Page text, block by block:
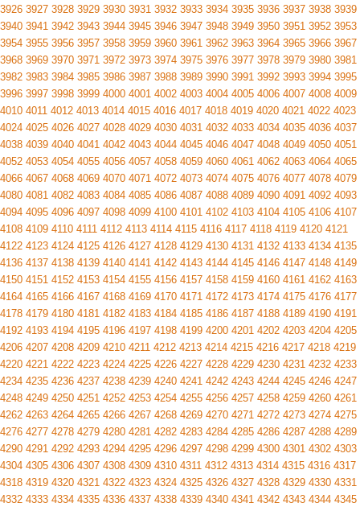
3926 3927 3928 3929 3930 3931 3932 3933 3934 3935 3936 3937 3938 3939
3940 3941 3942 3943 3944 3945 3946 3947 3948 3949 3950 3951 3952 3953
3954 3955 3956 3957 3958 3959 3960 3961 3962 3963 3964 3965 3966 3967
3968 3969 3970 3971 3972 3973 3974 3975 3976 3977 3978 3979 3980 3981
3982 3983 3984 3985 3986 3987 3988 3989 3990 3991 3992 3993 3994 3995
3996 3997 3998 3999 4000 4001 4002 4003 4004 4005 4006 4007 4008 4009
4010 4011 4012 4013 4014 4015 4016 4017 4018 4019 4020 4021 4022 4023
4024 4025 4026 4027 4028 4029 4030 4031 4032 4033 4034 4035 4036 4037
4038 4039 4040 4041 4042 4043 4044 4045 4046 4047 4048 4049 4050 4051
4052 4053 4054 4055 4056 4057 4058 4059 4060 4061 4062 4063 4064 4065
4066 4067 4068 4069 4070 4071 4072 4073 4074 4075 4076 4077 4078 4079
4080 4081 4082 4083 4084 4085 4086 4087 4088 4089 4090 4091 4092 4093
4094 4095 4096 4097 4098 4099 4100 4101 4102 4103 4104 4105 4106 4107
4108 4109 4110 4111 4112 4113 4114 4115 4116 4117 4118 4119 4120 4121
4122 4123 4124 4125 4126 4127 4128 4129 4130 4131 4132 4133 4134 4135
4136 4137 4138 4139 4140 4141 4142 4143 4144 4145 4146 4147 4148 4149
4150 4151 4152 4153 4154 4155 4156 4157 4158 4159 4160 4161 4162 4163
4164 4165 4166 4167 4168 4169 4170 4171 4172 4173 4174 4175 4176 4177
4178 4179 4180 4181 4182 4183 4184 4185 4186 4187 4188 4189 4190 4191
4192 4193 4194 4195 4196 4197 4198 4199 4200 4201 4202 4203 4204 4205
4206 4207 4208 4209 4210 4211 4212 4213 4214 4215 4216 4217 4218 4219
4220 4221 4222 4223 4224 4225 4226 4227 4228 4229 4230 4231 4232 4233
4234 4235 4236 4237 4238 4239 4240 4241 4242 4243 4244 4245 4246 4247
4248 4249 4250 4251 4252 4253 4254 4255 4256 4257 4258 4259 4260 4261
4262 4263 4264 4265 4266 4267 4268 4269 4270 4271 4272 4273 4274 4275
4276 4277 4278 4279 4280 4281 4282 4283 4284 4285 4286 4287 4288 4289
4290 4291 4292 4293 4294 4295 4296 4297 4298 4299 4300 4301 4302 4303
4304 4305 4306 4307 4308 4309 4310 4311 4312 4313 4314 4315 4316 4317
4318 4319 4320 4321 4322 4323 4324 4325 4326 4327 4328 4329 4330 4331
4332 4333 4334 4335 4336 4337 4338 4339 4340 4341 4342 4343 4344 4345